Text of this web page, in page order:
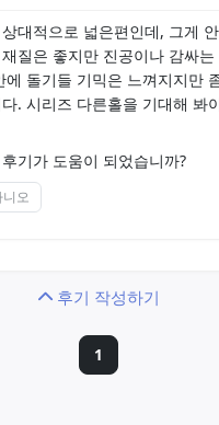
대적으로 넓은편인데, 그게
질은 좋지만 진공이나 감싸는
에 돌기들 기믹은 느껴지지만
. 시리즈 다른홀을 기대해 봐
기가 도움이 되었습니까?
니오
후기 작성하기
1